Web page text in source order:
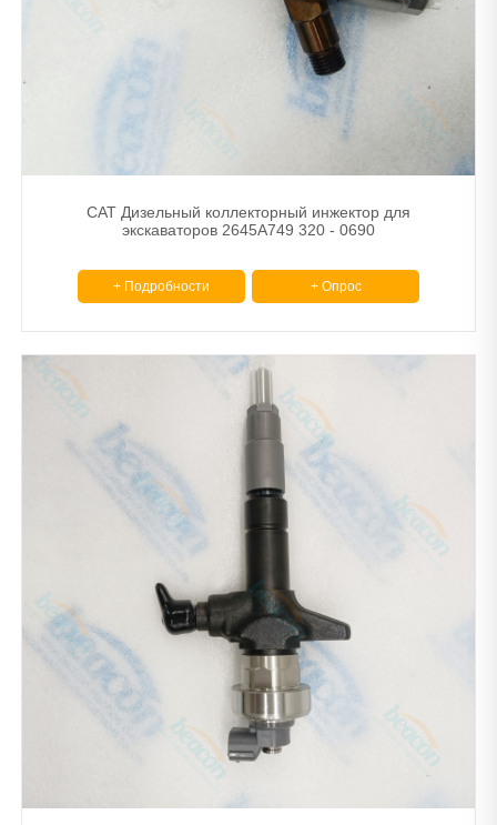
CAT Дизельный коллекторный инжектор для
экскаваторов 2645A749 320 - 0690
+ Подробности + Опрос